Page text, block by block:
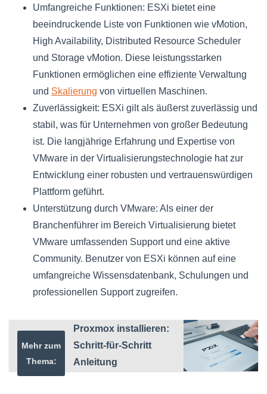
Umfangreiche Funktionen: ESXi bietet eine
beeindruckende Liste von Funktionen wie vMotion,
High Availability, Distributed Resource Scheduler
und Storage vMotion. Diese leistungsstarken
Funktionen ermöglichen eine effiziente Verwaltung
und Skalierung von virtuellen Maschinen.
Zuverlässigkeit: ESXi gilt als äußerst zuverlässig und
stabil, was für Unternehmen von großer Bedeutung
ist. Die langjährige Erfahrung und Expertise von
VMware in der Virtualisierungstechnologie hat zur
Entwicklung einer robusten und vertrauenswürdigen
Plattform geführt.
Unterstützung durch VMware: Als einer der
Branchenführer im Bereich Virtualisierung bietet
VMware umfassenden Support und eine aktive
Community. Benutzer von ESXi können auf eine
umfangreiche Wissensdatenbank, Schulungen und
professionellen Support zugreifen.
Mehr zum
Thema:
Proxmox installieren:
Schritt-für-Schritt
Anleitung